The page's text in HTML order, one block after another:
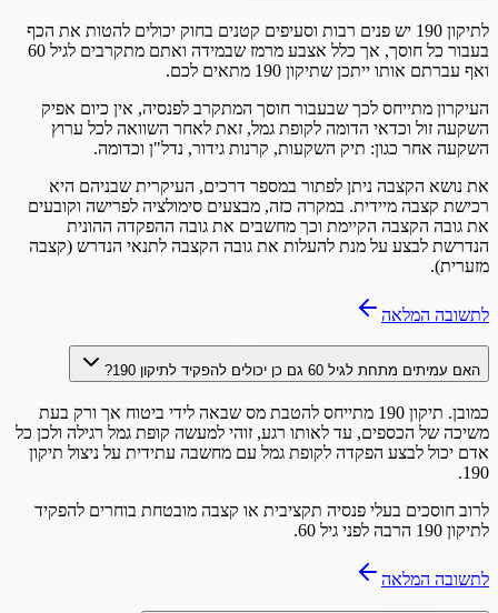
לתיקון 190 יש פנים רבות וסעיפים קטנים בחוק יכולים להטות את הכף
בעבור כל חוסך, אך כלל אצבע מרמז שבמידה ואתם מתקרבים לגיל 60
ואף עברתם אותו ייתכן שתיקון 190 מתאים לכם.
העיקרון מתייחס לכך שבעבור חוסך המתקרב לפנסיה, אין כיום אפיק
השקעה זול וכדאי הדומה לקופת גמל, זאת לאחר השוואה לכל ערוץ
השקעה אחר כגון: תיק השקעות, קרנות גידור, נדל"ן וכדומה.
את נושא הקצבה ניתן לפתור במספר דרכים, העיקרית שבניהם היא
רכישת קצבה מיידית. במקרה כזה, מבצעים סימולציה לפרישה וקובעים
את גובה הקצבה הקיימת וכך מחשבים את גובה ההפקדה ההונית
הנדרשת לבצע על מנת להעלות את גובה הקצבה לתנאי הנדרש (קצבה
מזערית).
לתשובה המלאה
האם עמיתים מתחת לגיל 60 גם כן יכולים להפקיד לתיקון 190?
כמובן. תיקון 190 מתייחס להטבת מס שבאה לידי ביטוח אך ורק בעת
משיכה של הכספים, עד לאותו רגע, זוהי למעשה קופת גמל רגילה ולכן כל
אדם יכול לבצע הפקדה לקופת גמל עם מחשבה עתידית על ניצול תיקון
190.
לרוב חוסכים בעלי פנסיה תקציבית או קצבה מובטחת בוחרים להפקיד
לתיקון 190 הרבה לפני גיל 60.
לתשובה המלאה